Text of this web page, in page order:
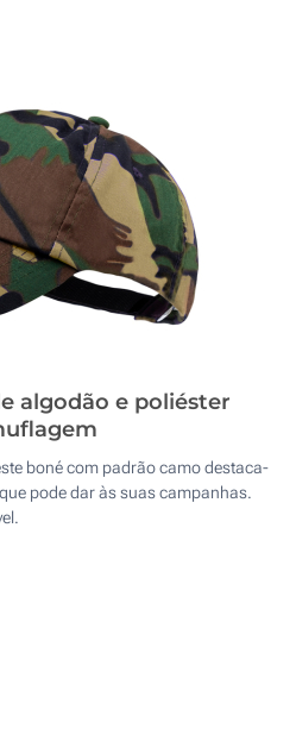
algodão e poliéster
boné com padrão camo destaca-
pode dar às suas campanhas.